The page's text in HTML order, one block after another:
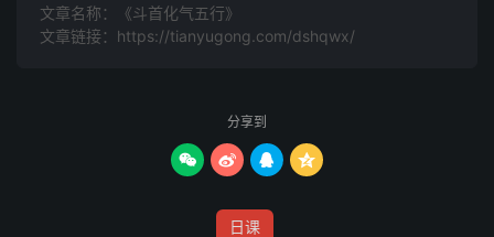
文章名称：《斗首化气五行》
文章链接： https://tianyugong.com/dshqwx/
分享到
   
日课